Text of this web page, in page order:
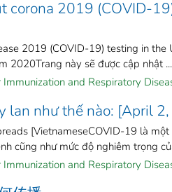
corona 2019 (COVID-
2019 (COVID-19) testing in
2020Trang này sẽ được cập nhật ...
and Respiratory
lan như thế nào: [April
[VietnameseCOVID-19 là
cũng như mức độ nghiêm trọng
and Respiratory